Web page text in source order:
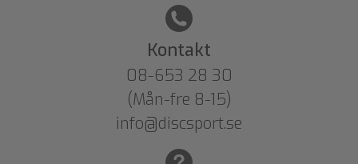
Kontakt
08-653 28 30
(Mån-fre 8-15)
info@discsport.se